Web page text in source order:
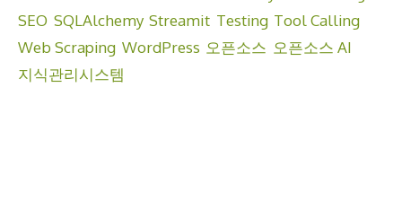
SEO SQLAlchemy Streamit Testing Tool Calling
Web Scraping WordPress 오픈소스 오픈소스 AI
지식관리시스템